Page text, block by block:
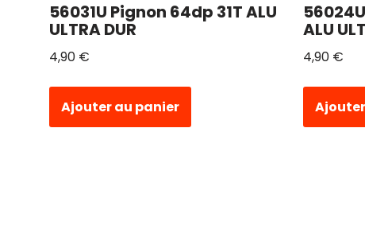
56031U Pignon 64dp 31T ALU
ULTRA DUR
4,90 €
Ajouter au panier
ALU
4,90 €